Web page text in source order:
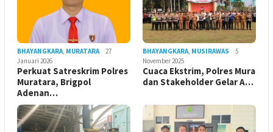
BHAYANGKARA MURATARA
27
Januari 2026
Perkuat Satreskrim Polres
Muratara, Brigpol
Adenan…
BHAYANGKARA MUSIRAWAS
5
November 2025
Cuaca Ekstrim, Polres Mura
dan Stakeholder Gelar A…